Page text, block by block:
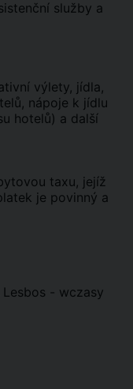
služby a
výlety, jídla,
nápoje k jídlu
hotelů) a další
taxu, jejíž
je povinný a
Lesbos - wczasy